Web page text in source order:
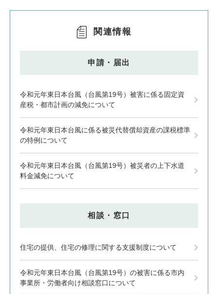
関連情報
申請・届出
令和元年東日本台風（台風第19号）被害に係る固定資
産税・都市計画の減免について
令和元年東日本台風に係る被災代替償却資産の課税標準
の特例について
令和元年東日本台風（台風第19号）被災者の上下水道
料金減免について
相談・窓口
住宅の提供、住宅の修理に関する支援制度について
令和元年東日本台風（台風第19号）の被害に係る市内
事業所・労働者向け相談窓口について